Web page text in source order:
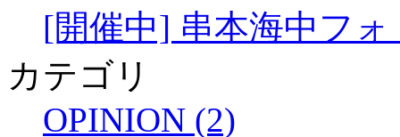
[開催中] 串本海中フ
カテゴリ
OPINION (2)